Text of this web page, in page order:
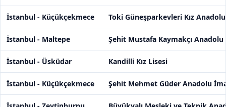
İstanbul - Küçükçekmece Toki Güneşparkevleri Kız
İstanbul - Maltepe Şehit Mustafa Kaymakçı
İstanbul - Üsküdar Kandilli Kız Lisesi
İstanbul - Küçükçekmece Şehit Mehmet Güder Anadolu